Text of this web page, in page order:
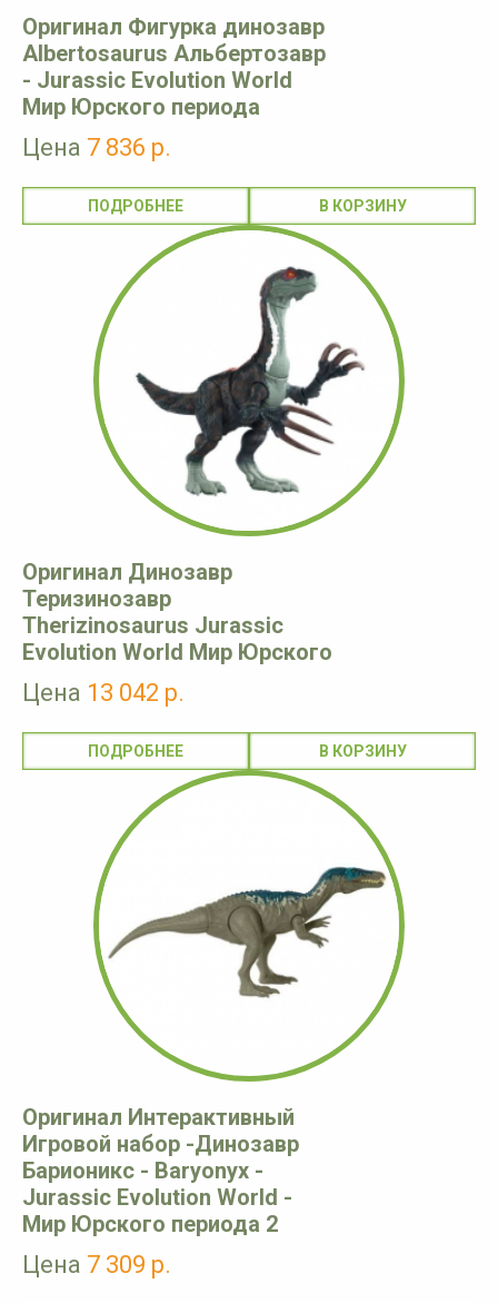
Оригинал Фигурка динозавр
Albertosaurus Альбертозавр
- Jurassic Evolution World
Мир Юрского периода
Цена 7 836 р.
ПОДРОБНЕЕ
Оригинал Динозавр
Теризинозавр
Therizinosaurus Jurassic
Evolution World Мир Юрского
Цена 13 042 р.
ПОДРОБНЕЕ
Оригинал Интерактивный
Игровой набор -Динозавр
Барионикс - Baryonyx -
Jurassic Evolution World -
Мир Юрского периода 2
Цена 7 309 р.